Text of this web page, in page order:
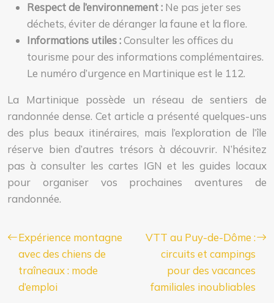
Respect de l’environnement : Ne pas jeter ses
déchets, éviter de déranger la faune et la flore.
Informations utiles :Consulter les offices du
tourisme pour des informations complémentaires.
Le numéro d’urgence en Martinique est le 112.
La Martinique possède un réseau de sentiers de
randonnée dense. Cet article a présenté quelques-uns
des plus beaux itinéraires, mais l’exploration de l’île
réserve bien d’autres trésors à découvrir. N’hésitez
pas à consulter les cartes IGN et les guides locaux
pour organiser vos prochaines aventures de
randonnée.
Expérience montagne
avec des chiens de
traîneaux : mode
d’emploi
VTT au Puy-de-Dôme :
circuits et campings
pour des vacances
familiales inoubliables